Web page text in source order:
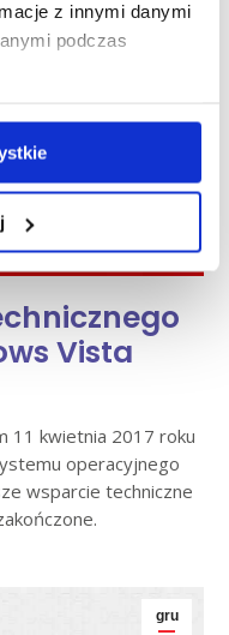
z innymi danymi
podczas
Vista
11 kwietnia 2017 roku
operacyjnego
wsparcie techniczne
gru